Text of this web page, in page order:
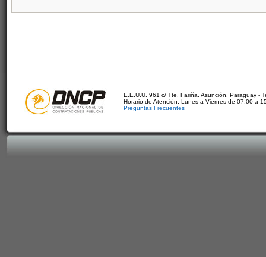
E.E.U.U. 961 c/ Tte. Fariña. Asunción, Paraguay -
Horario de Atención: Lunes a Viernes de 07:00 a
Preguntas Frecuentes